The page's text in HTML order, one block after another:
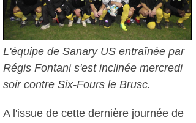
L'équipe de Sanary US entraînée par
Régis Fontani s'est inclinée mercredi
soir contre Six-Fours le Brusc.
A l'issue de cette dernière journée de